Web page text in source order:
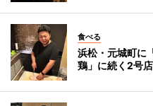
食べる
浜松・元城町に
鶏」に続く2号店